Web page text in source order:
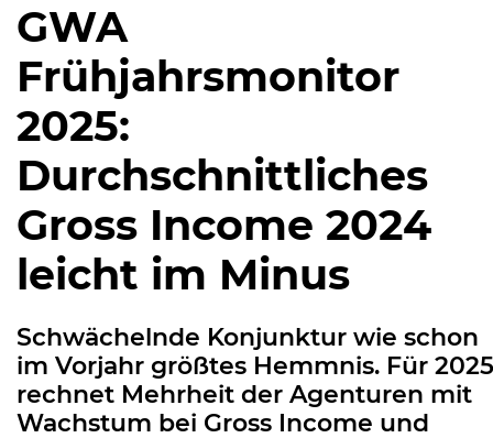
GWA
Frühjahrsmonitor
2025:
Durchschnittliches
Gross Income 2024
leicht im Minus
Schwächelnde Konjunktur wie schon
im Vorjahr größtes Hemmnis. Für 2025
rechnet Mehrheit der Agenturen mit
Wachstum bei Gross Income und